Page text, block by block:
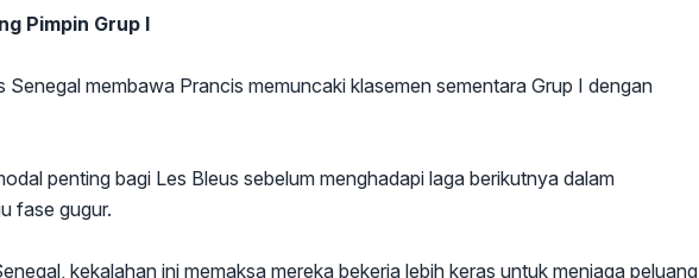
Pimpin Grup I
Senegal membawa Prancis memuncaki klasemen sementara Grup I dengan
penting bagi Les Bleus sebelum menghadapi laga berikutnya dalam
fase gugur.
kekalahan ini memaksa mereka bekerja lebih keras untuk menjaga peluang